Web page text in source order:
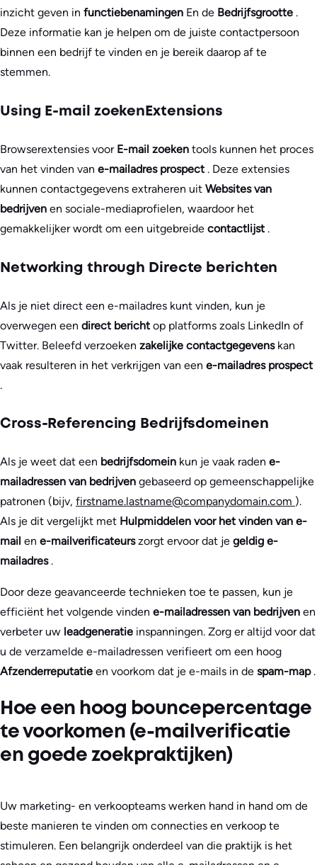
inzicht geven in functiebenamingen En de Bedrijfsgrootte .
Deze informatie kan je helpen om de juiste contactpersoon
binnen een bedrijf te vinden en je bereik daarop af te
stemmen.
Using E-mail zoekenExtensions
Browserextensies voor E-mail zoeken tools kunnen het proces
van het vinden van e-mailadres prospect . Deze extensies
kunnen contactgegevens extraheren uit Websites van
bedrijven en sociale-mediaprofielen, waardoor het
gemakkelijker wordt om een uitgebreide contactlijst .
Networking through Directe berichten
Als je niet direct een e-mailadres kunt vinden, kun je
overwegen een direct bericht op platforms zoals LinkedIn of
Twitter. Beleefd verzoeken zakelijke contactgegevens kan
vaak resulteren in het verkrijgen van een e-mailadres prospect
.
Cross-Referencing Bedrijfsdomeinen
Als je weet dat een bedrijfsdomein kun je vaak raden e-
mailadressen van bedrijven gebaseerd op gemeenschappelijke
patronen (bijv, firstname.lastname@companydomain.com ).
Als je dit vergelijkt met Hulpmiddelen voor het vinden van e-
mail en e-mailverificateurszorgt ervoor dat je geldig e-
mailadres.
Door deze geavanceerde technieken toe te passen, kun je
efficiënt het volgende vinden e-mailadressen van bedrijven en
verbeter uw leadgeneratie inspanningen. Zorg er altijd voor dat
u de verzamelde e-mailadressen verifieert om een hoog
Afzenderreputatie en voorkom dat je e-mails in de spam-map.
Hoe een hoog bouncepercentage
te voorkomen (e-mailverificatie
en goede zoekpraktijken)
Uw marketing- en verkoopteams werken hand in hand om de
beste manieren te vinden om connecties en verkoop te
stimuleren. Een belangrijk onderdeel van die praktijk is het